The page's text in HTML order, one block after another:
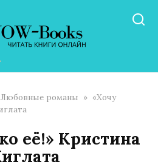
Любовные романы » «Хочу
её!» Кристина